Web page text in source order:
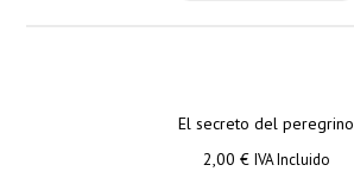
El secreto del peregrino
2,00 € IVA Incluido